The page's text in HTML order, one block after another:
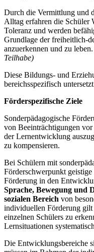
Durch die Vermittlung und
Alltag erfahren die Schüler
Toleranz und werden
Grundlage der freiheitlich-
anzuerkennen und zu leben.
Teilhabe)
Diese Bildungs- und
bereichsspezifisch
Förderspezifische Ziele
Sonderpädagogische
von Beeinträchtigungen
der Lernentwicklung
zu kompensieren.
Bei Schülern mit
Förderschwerpunkt
Förderung in den
Sprache, Bewegung und
sozialen Bereich von
individuellen Förderung gilt
einzelnen Schülers zu
Lernsituationen
Die Entwicklungsbereiche